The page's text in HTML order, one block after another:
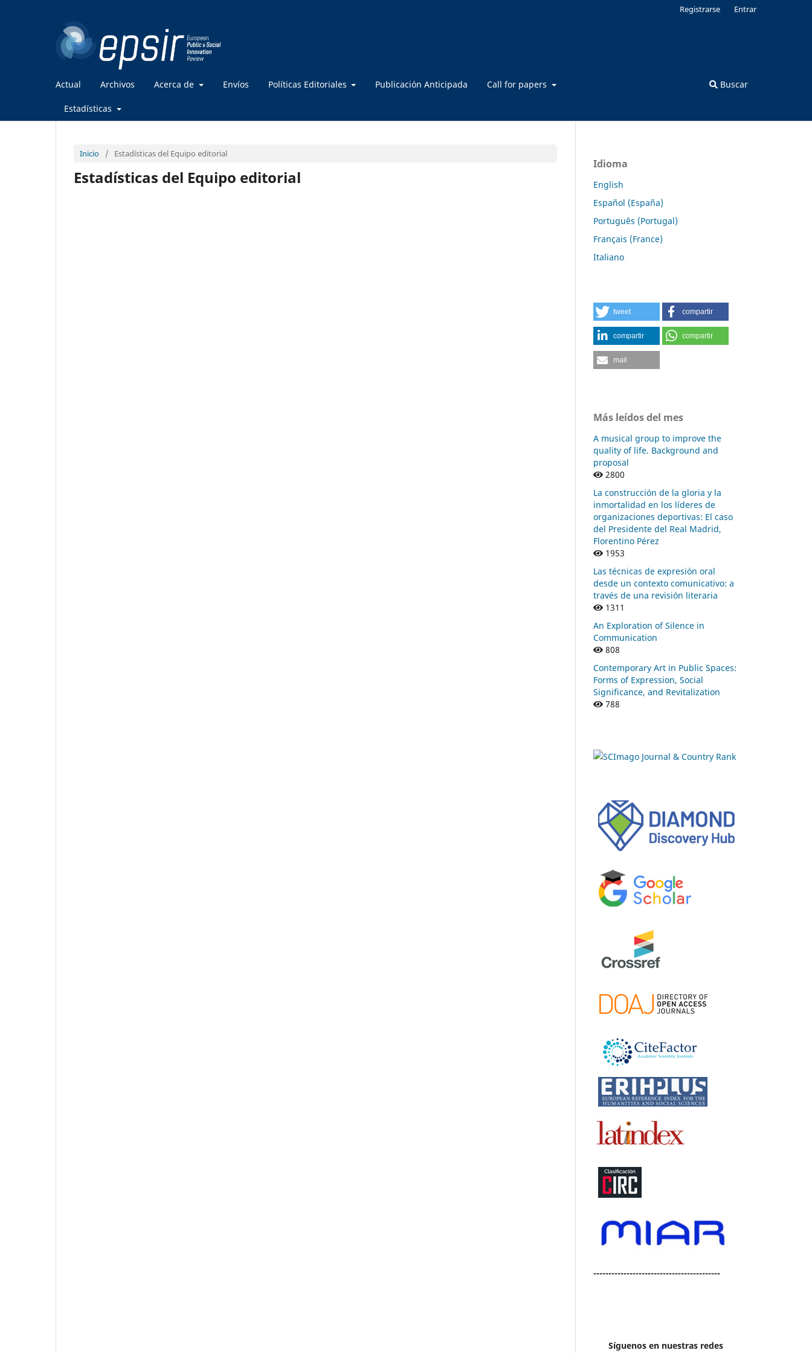
Actual Archivos Acerca de Envíos Políticas Editoriales Publicación Anticipada Call for papers
Estadísticas
Buscar
Registrarse Entrar
Inicio / Estadísticas del Equipo editorial
Estadísticas del Equipo editorial
Idioma
English
Español (España)
Português (Portugal)
Français (France)
Italiano
tweet compartir
compartir compartir
mail
Más leídos del mes
A musical group to improve the
quality of life. Background and
proposal
2800
La construcción de la gloria y la
inmortalidad en los líderes de
organizaciones deportivas: El caso
del Presidente del Real Madrid,
Florentino Pérez
1953
Las técnicas de expresión oral
desde un contexto comunicativo: a
través de una revisión literaria
1311
An Exploration of Silence in
Communication
808
Contemporary Art in Public Spaces:
Forms of Expression, Social
Significance, and Revitalization
788
------------------------------------------
Síguenos en nuestras redes